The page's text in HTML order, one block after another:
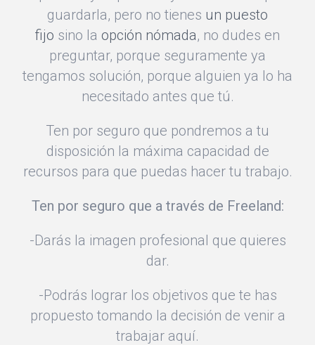
guardarla, pero no tienes un puesto
fijo sino la opción nómada, no dudes en
preguntar, porque seguramente ya
tengamos solución, porque alguien ya lo ha
necesitado antes que tú.
Ten por seguro que pondremos a tu
disposición la máxima capacidad de
recursos para que puedas hacer tu trabajo.
Ten por seguro que a través de Freeland:
-Darás la imagen profesional que quieres
dar.
-Podrás lograr los objetivos que te has
propuesto tomando la decisión de venir a
trabajar aquí.